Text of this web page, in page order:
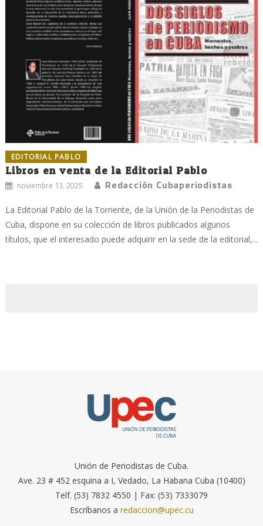
EDITORIAL PABLO
Libros en venta de la Editorial Pablo
noviembre 13, 2025 Redacción Cubaperiodistas
La Editorial Pablo de la Torriente, de la Unión de la Periodistas de
Cuba, dispone en su colección de libros publicados algunos
títulos, que el interesado puede adquirir en la sede de la editorial,...
Unión de Periodistas de Cuba.
Ave. 23 # 452 esquina a I, Vedado, La Habana Cuba (10400)
Telf. (53) 7832 4550 | Fax: (53) 7333079
Escríbanos a redaccion@upec.cu